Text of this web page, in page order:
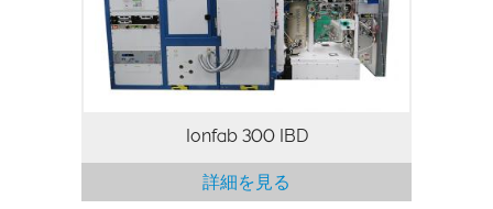
空予備室、そしてカセット交換方式を含
む、柔軟なハードウェアのオプションがあ
ります。システムの仕様は、用途に合わせ
て綿密に調整され、迅速かつ再現性のある
Ionfab 300 IBD
詳細を見る